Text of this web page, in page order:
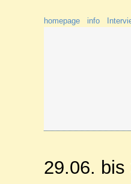
homepage info
29.06. bis